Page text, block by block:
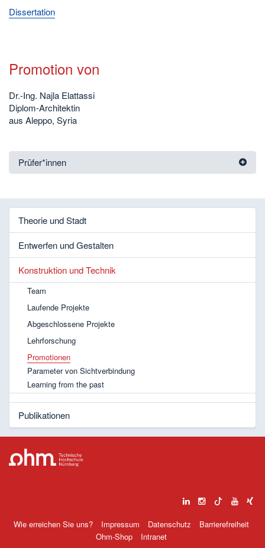
Dissertation
Promotion von
Dr.-Ing. Najla Elattassi
Diplom-Architektin
aus Aleppo, Syria
Prüfer*innen
Theorie und Stadt
Entwerfen und Gestalten
Konstruktion und Technik
Team
Laufende Projekte
Abgeschlossene Projekte
Lehrforschung
Promotionen
Parameter von Sichtverbindung
Learning from the past
Publikationen
Wie erreichen Sie uns? Impressum Datenschutz
Barrierefreiheit
Ohm-Shop
Intranet